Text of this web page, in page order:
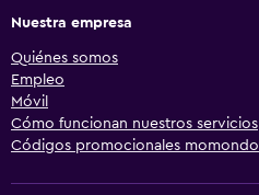
Nuestra empresa
Quiénes somos
Empleo
Móvil
Cómo funcionan nuestros servicios
Códigos promocionales momondo